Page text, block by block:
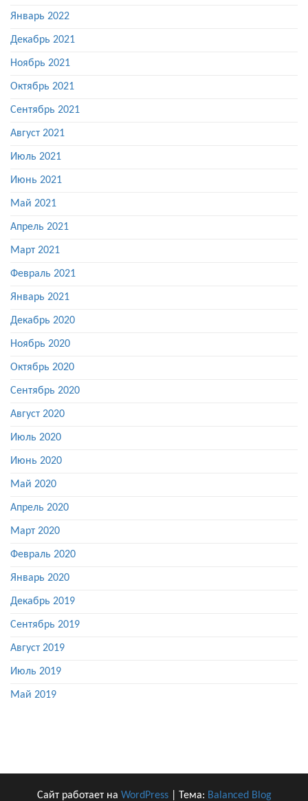
Январь 2022
Декабрь 2021
Ноябрь 2021
Октябрь 2021
Сентябрь 2021
Август 2021
Июль 2021
Июнь 2021
Май 2021
Апрель 2021
Март 2021
Февраль 2021
Январь 2021
Декабрь 2020
Ноябрь 2020
Октябрь 2020
Сентябрь 2020
Август 2020
Июль 2020
Июнь 2020
Май 2020
Апрель 2020
Март 2020
Февраль 2020
Январь 2020
Декабрь 2019
Сентябрь 2019
Август 2019
Июль 2019
Май 2019
Сайт работает на WordPress Тема: Balanced Blog